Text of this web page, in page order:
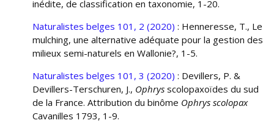
inédite, de classification en taxonomie, 1-20.
Naturalistes belges 101, 2 (2020) : Henneresse, T., Le
mulching, une alternative adéquate pour la gestion des
milieux semi-naturels en Wallonie?, 1-5.
Naturalistes belges 101, 3 (2020) : Devillers, P. &
Devillers-Terschuren, J., Ophrysscolopaxoïdes du sud
de la France. Attribution du binôme Ophrys scolopax
Cavanilles 1793, 1-9.